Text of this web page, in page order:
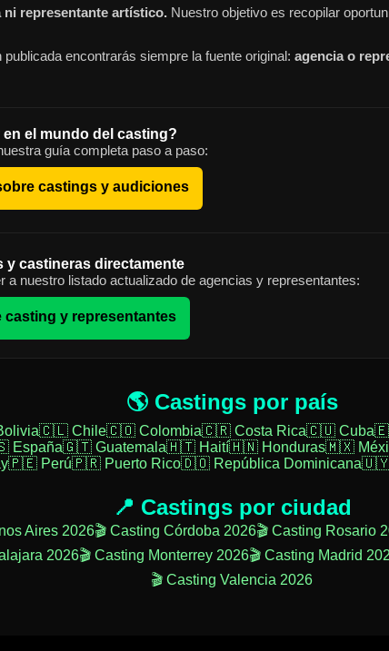
ni representante artístico. Nuestro objetivo es recopilar
publicada encontrarás siempre la fuente original: agencia o
en el mundo del casting?
guía completa paso a paso:
castings y audiciones
y castineras directamente
a nuestro listado actualizado de agencias y representantes:
casting y representantes
🌎 Castings por país
🇨🇱 Chile🇨🇴 Colombia🇨🇷 Costa Rica🇨🇺 Cuba
España🇬🇹 Guatemala🇭🇹 Haití🇭🇳 Honduras🇲🇽
🇵🇪 Perú🇵🇷 Puerto Rico🇩🇴 República Dominicana🇺🇾
📍 Castings por ciudad
Aires 2026🎬 Casting Córdoba 2026🎬 Casting Rosario
2026🎬 Casting Monterrey 2026🎬 Casting Madrid
🎬 Casting Valencia 2026